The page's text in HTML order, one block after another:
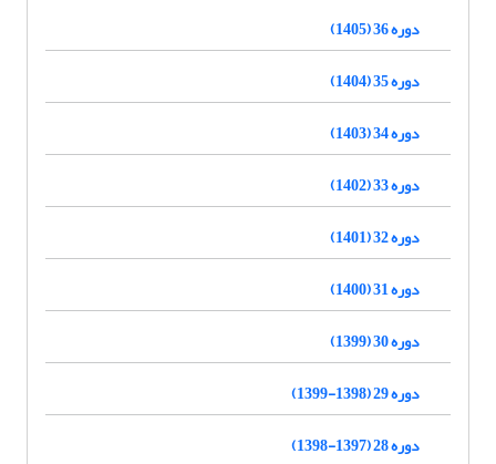
دوره 36 (1405)
دوره 35 (1404)
دوره 34 (1403)
دوره 33 (1402)
دوره 32 (1401)
دوره 31 (1400)
دوره 30 (1399)
دوره 29 (1398-1399)
دوره 28 (1397-1398)